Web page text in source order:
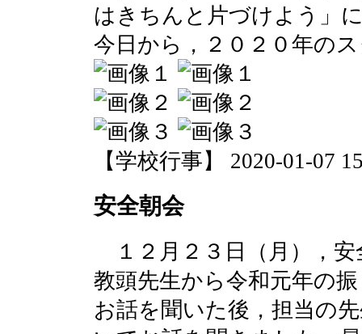
はきちんと片づけよう」
今日から，２０２０年の
【学校行事】 2020-01-07
安全朝会
１２月２３日（月），
教頭先生から令和元年の
お話を聞いた後，担当の